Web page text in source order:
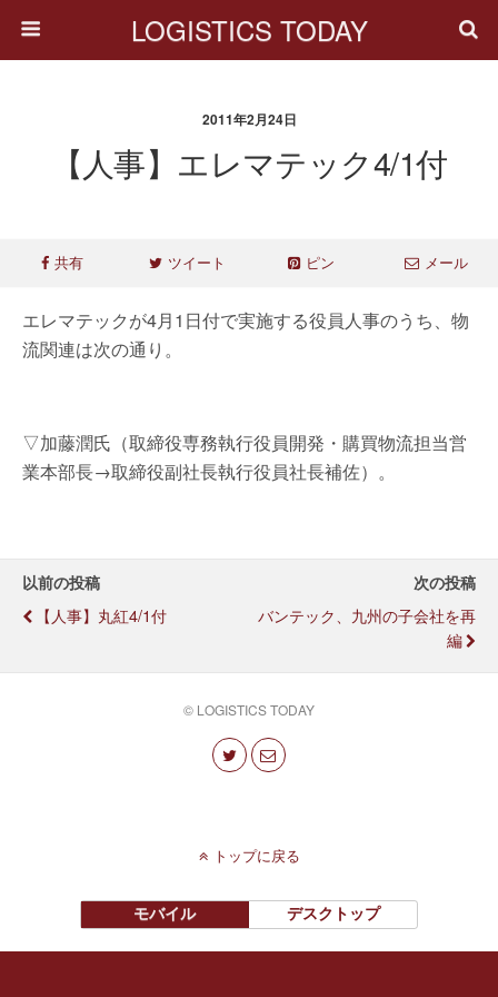
LOGISTICS TODAY
2011年2月24日
【人事】エレマテック4/1付
共有 ツイート ピン メール
エレマテックが4月1日付で実施する役員人事のうち、物
流関連は次の通り。
▽加藤潤氏（取締役専務執行役員開発・購買物流担当営
業本部長→取締役副社長執行役員社長補佐）。
以前の投稿
【人事】丸紅4/1付
次の投稿
バンテック、九州の子会社を再
編
© LOGISTICS TODAY
トップに戻る
モバイル デスクトップ